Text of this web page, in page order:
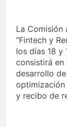
La Comisión
“Fintech y
los días 18 y
consistirá en
desarrollo
optimización
y recibo de